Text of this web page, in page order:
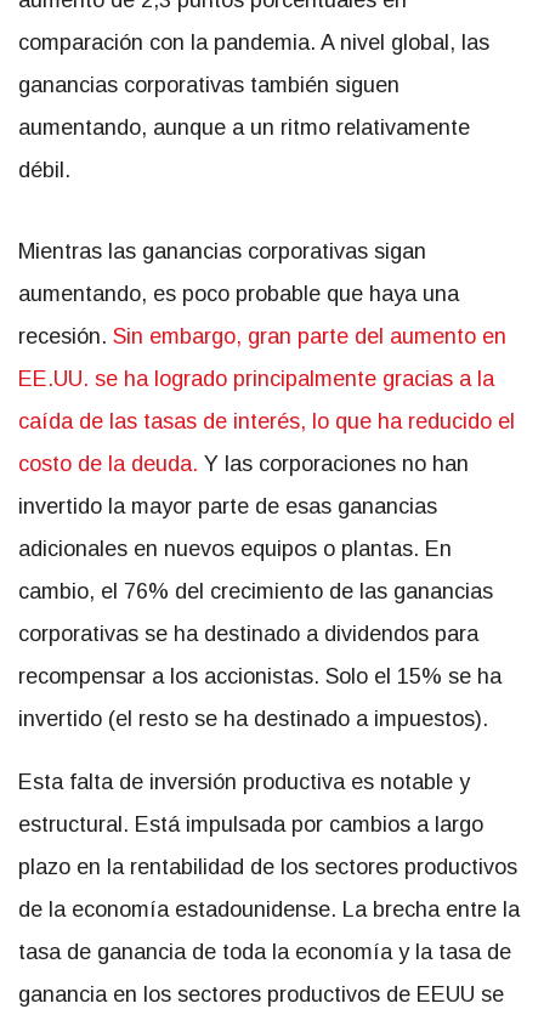
comparación con la pandemia. A nivel global, las
ganancias corporativas también siguen
aumentando, aunque a un ritmo relativamente
débil.
Mientras las ganancias corporativas sigan
aumentando, es poco probable que haya una
recesión. Sin embargo, gran parte del aumento en
EE.UU. se ha logrado principalmente gracias a la
caída de las tasas de interés, lo que ha reducido el
costo de la deuda. Y las corporaciones no han
invertido la mayor parte de esas ganancias
adicionales en nuevos equipos o plantas. En
cambio, el 76% del crecimiento de las ganancias
corporativas se ha destinado a dividendos para
recompensar a los accionistas. Solo el 15% se ha
invertido (el resto se ha destinado a impuestos).
Esta falta de inversión productiva es notable y
estructural. Está impulsada por cambios a largo
plazo en la rentabilidad de los sectores productivos
de la economía estadounidense. La brecha entre la
tasa de ganancia de toda la economía y la tasa de
ganancia en los sectores productivos de EEUU se